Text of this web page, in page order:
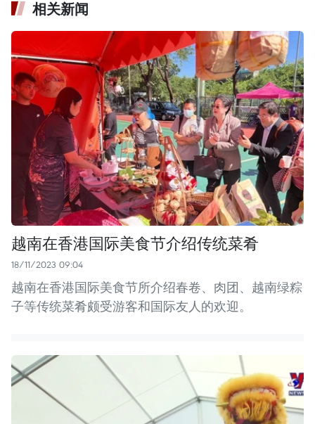
相关新闻
越南在香港国际美食节介绍传统菜肴
18/11/2023 09:04
越南在香港国际美食节所介绍春卷、肉团、越南绿粽
子等传统菜肴颇受游客和国际友人的欢迎。